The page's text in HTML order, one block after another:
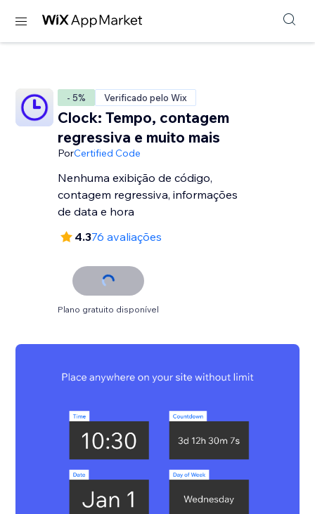
- 5% Verificado pelo Wix
Clock: Tempo, contagem
regressiva e muito mais
PorCertified Code
Nenhuma exibição de código,
contagem regressiva, informações
de data e hora
4.376 avaliações
Plano gratuito disponível